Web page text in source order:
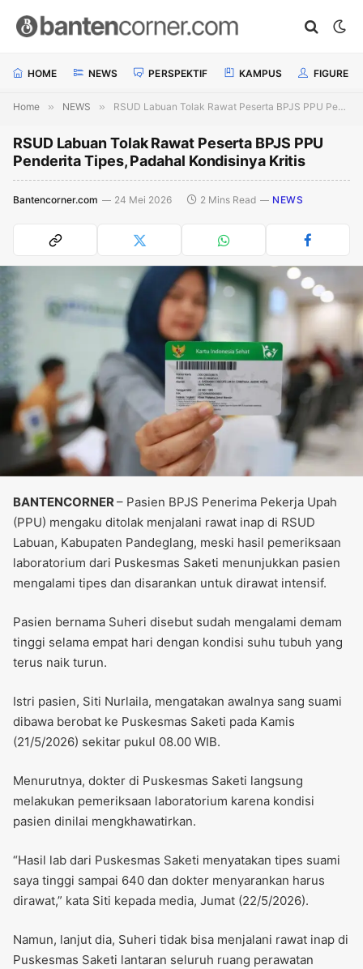
HOME NEWS PERSPEKTIF KAMPUS FIGURE
Home » NEWS » RSUD Labuan Tolak Rawat Peserta BPJS PPU Penderita Tipes, Padahal Kondisinya Kritis
RSUD Labuan Tolak Rawat Peserta BPJS PPU
Penderita Tipes, Padahal Kondisinya Kritis
Bantencorner.com 24 Mei 2026 2 Mins Read NEWS
BANTENCORNER– Pasien BPJS Penerima Pekerja Upah
(PPU) mengaku ditolak menjalani rawat inap di RSUD
Labuan, Kabupaten Pandeglang, meski hasil pemeriksaan
laboratorium dari Puskesmas Saketi menunjukkan pasien
mengalami tipes dan disarankan untuk dirawat intensif.
Pasien bernama Suheri disebut sudah mengalami demam
tinggi selama empat hari dengan kondisi suhu tubuh yang
terus naik turun.
Istri pasien, Siti Nurlaila, mengatakan awalnya sang suami
dibawa berobat ke Puskesmas Saketi pada Kamis
(21/5/2026) sekitar pukul 08.00 WIB.
Menurutnya, dokter di Puskesmas Saketi langsung
melakukan pemeriksaan laboratorium karena kondisi
pasien dinilai mengkhawatirkan.
“Hasil lab dari Puskesmas Saketi menyatakan tipes suami
saya tinggi sampai 640 dan dokter menyarankan harus
dirawat,” kata Siti kepada media, Jumat (22/5/2026).
Namun, lanjut dia, Suheri tidak bisa menjalani rawat inap di
Puskesmas Saketi lantaran seluruh ruang perawatan